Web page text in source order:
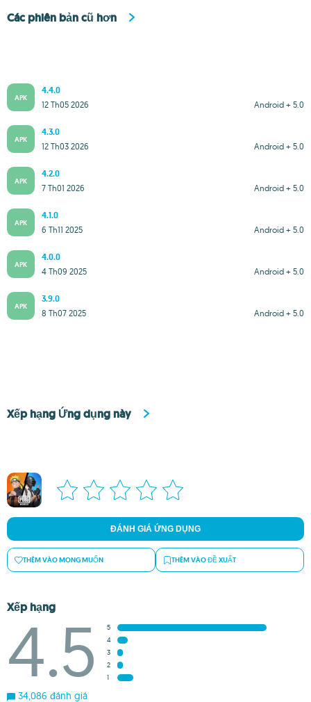
Các phiên bản cũ hơn
APK
4.4.0
Android + 5.0
12 Th05 2026
APK
4.3.0
Android + 5.0
12 Th03 2026
APK
4.2.0
Android + 5.0
7 Th01 2026
APK
4.1.0
Android + 5.0
6 Th11 2025
APK
4.0.0
Android + 5.0
4 Th09 2025
APK
3.9.0
Android + 5.0
8 Th07 2025
Xếp hạng Ứng dụng này
ĐÁNH GIÁ ỨNG DỤNG
THÊM VÀO MONG MUỐN THÊM VÀO ĐỀ XUẤT
Xếp hạng
4.5
5
4
3
2
1
34,086 đánh giá